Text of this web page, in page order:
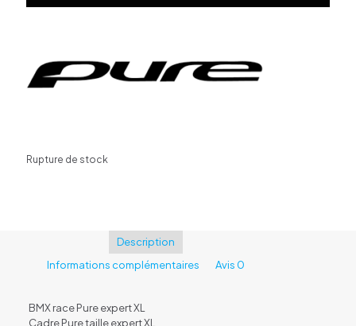
Rupture de stock
Description
Informations complémentaires
Avis 0
BMX race Pure expert XL
Cadre Pure taille expert XL